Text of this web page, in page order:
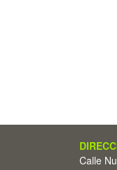
Calle